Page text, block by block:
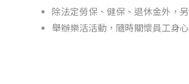
除法定勞保、健保、退休金外，
舉辦樂活活動，隨時關懷員工身